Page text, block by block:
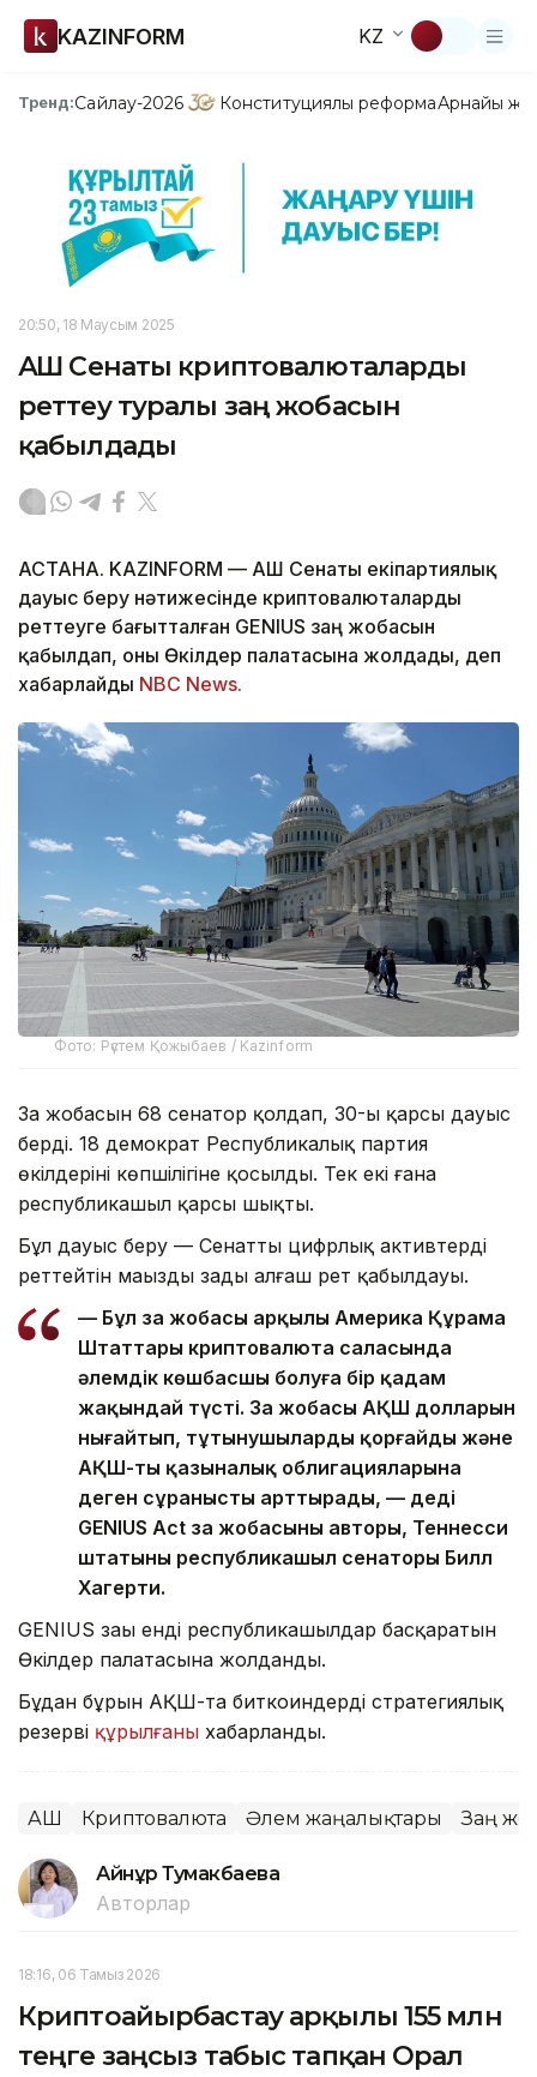
KAZINFORM KZ
Тренд:Сайлау-2026 Конституциялық реформаАрнайы
20:50, 18 Маусым 2025
АҚШ Сенаты криптовалюталарды
реттеу туралы заң жобасын
қабылдады
АСТАНА. KAZINFORM — АҚШ Сенаты екіпартиялық
дауыс беру нәтижесінде криптовалюталарды
реттеуге бағытталған GENIUS заң жобасын
қабылдап, оны Өкілдер палатасына жолдады, деп
хабарлайды NBC News.
Фото: Рүстем Қожыбаев / Kazinform
Заң жобасын 68 сенатор қолдап, 30-ы қарсы дауыс
берді. 18 демократ Республикалық партия
өкілдерінің көпшілігіне қосылды. Тек екі ғана
республикашыл қарсы шықты.
Бұл дауыс беру — Сенаттың цифрлық активтерді
реттейтін маңызды заңды алғаш рет қабылдауы.
— Бұл заң жобасы арқылы Америка Құрама
Штаттары криптовалюта саласында
әлемдік көшбасшы болуға бір қадам
жақындай түсті. Заң жобасы АҚШ долларын
нығайтып, тұтынушыларды қорғайды және
АҚШ-тың қазыналық облигацияларына
деген сұранысты арттырады, — деді
GENIUS Act заң жобасының авторы, Теннесси
штатының республикашыл сенаторы Билл
Хагерти.
GENIUS заңы енді республикашылдар басқаратын
Өкілдер палатасына жолданды.
Бұдан бұрын АҚШ-та биткоиндердің стратегиялық
резерві құрылғаны хабарланды.
АҚШ Криптовалюта Әлем жаңалықтары Заң
Айнұр Тумакбаева
Авторлар
18:16, 06 Тамыз 2026
Криптоайырбастау арқылы 155 млн
теңге заңсыз табыс тапқан Орал